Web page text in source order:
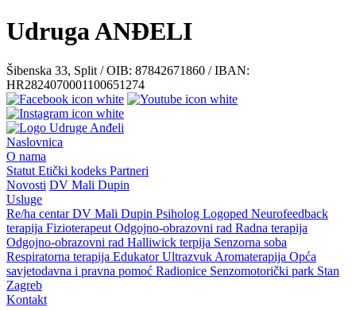
Udruga ANĐELI
Šibenska 33, Split / OIB: 87842671860 / IBAN:
HR2824070001100651274
Naslovnica
O nama
Statut Etički kodeks Partneri
Novosti DV Mali Dupin
Usluge
Re/ha centarDV Mali Dupin Psiholog Logoped Neurofeedback
terapija Fizioterapeut Odgojno-obrazovni rad Radna terapija
Odgojno-obrazovni rad Halliwick terpija Senzorna soba
Respiratorna terapija EdukatorUltrazvuk Aromaterapija Opća
savjetodavna i pravna pomoć Radionice Senzomotorički park Stan
Zagreb
Kontakt